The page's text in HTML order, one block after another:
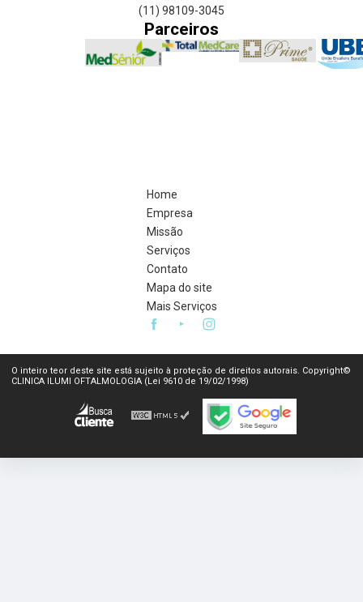
(11) 98109-3045
Parceiros
Home
Empresa
Missão
Serviços
Contato
Mapa do site
Mais Serviços
O inteiro teor deste site está sujeito à proteção de direitos autorais. Copyright©
CLINICA ILUMI OFTALMOLOGIA (Lei 9610 de 19/02/1998)